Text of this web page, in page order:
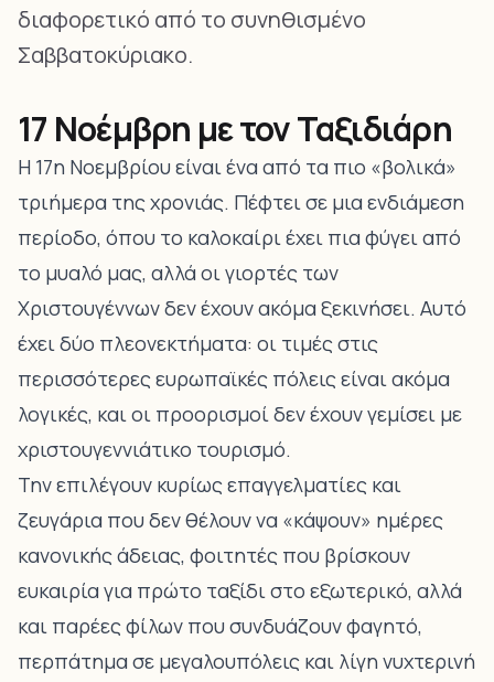
διαφορετικό από το συνηθισμένο
Σαββατοκύριακο.
17 Νοέμβρη με τον Ταξιδιάρη
Η 17η Νοεμβρίου είναι ένα από τα πιο «βολικά»
τριήμερα της χρονιάς. Πέφτει σε μια ενδιάμεση
περίοδο, όπου το καλοκαίρι έχει πια φύγει από
το μυαλό μας, αλλά οι γιορτές των
Χριστουγέννων δεν έχουν ακόμα ξεκινήσει. Αυτό
έχει δύο πλεονεκτήματα: οι τιμές στις
περισσότερες ευρωπαϊκές πόλεις είναι ακόμα
λογικές, και οι προορισμοί δεν έχουν γεμίσει με
χριστουγεννιάτικο τουρισμό.
Την επιλέγουν κυρίως επαγγελματίες και
ζευγάρια που δεν θέλουν να «κάψουν» ημέρες
κανονικής άδειας, φοιτητές που βρίσκουν
ευκαιρία για πρώτο ταξίδι στο εξωτερικό, αλλά
και παρέες φίλων που συνδυάζουν φαγητό,
περπάτημα σε μεγαλουπόλεις και λίγη νυχτερινή